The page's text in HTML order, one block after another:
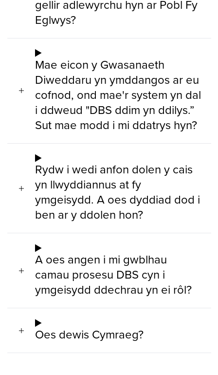
gellir adlewyrchu hyn ar Pobl Fy
Eglwys?
Mae eicon y Gwasanaeth
Diweddaru yn ymddangos ar eu
cofnod, ond mae'r system yn dal
i ddweud "DBS ddim yn ddilys.”
Sut mae modd i mi ddatrys hyn?
Rydw i wedi anfon dolen y cais
yn llwyddiannus at fy
ymgeisydd. A oes dyddiad dod i
ben ar y ddolen hon?
A oes angen i mi gwblhau
camau prosesu DBS cyn i
ymgeisydd ddechrau yn ei rôl?
Oes dewis Cymraeg?